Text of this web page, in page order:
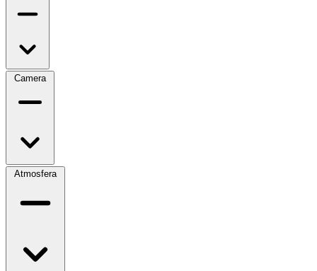
Camera
Atmosfera